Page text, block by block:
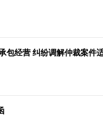
包经营 纠纷调解仲裁案件